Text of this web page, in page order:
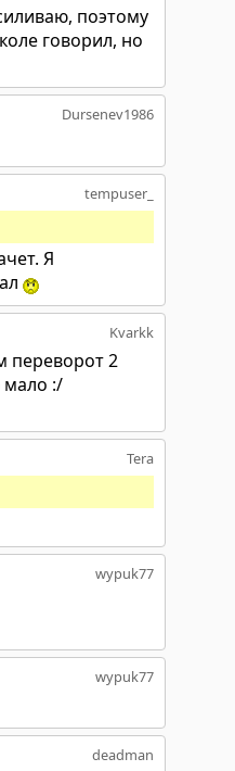
поэтому
говорил, но
Dursenev1986
tempuser_
Я
Kvarkk
переворот 2
мало :/
Tera
wypuk77
wypuk77
deadman